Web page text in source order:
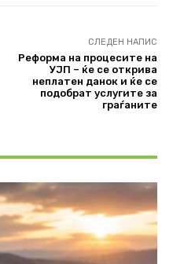
СЛЕДЕН НАПИС
Реформа на процесите на
УЈП – ќе се открива
неплатен данок и ќе се
подобрат услугите за
граѓаните